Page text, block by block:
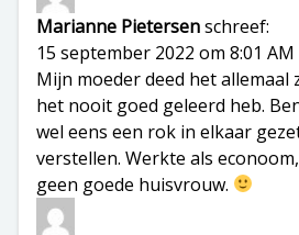
Marianne Pietersenschreef:
15 september 2022 om 8:01 AM
Mijn moeder deed het allemaal
het nooit goed geleerd heb.
wel eens een rok in elkaar
verstellen. Werkte als
geen goede huisvrouw.